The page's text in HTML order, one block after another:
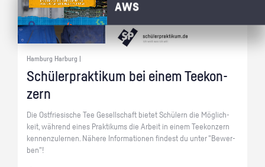
Hamburg Harburg |
Schü­ler­prak­ti­kum bei einem Tee­kon­
zern
Die Ost­frie­si­sche Tee Ge­sell­schaft bie­tet Schü­lern die Mög­lich­
keit, wäh­rend eines Prak­ti­kums die Ar­beit in einem Tee­kon­zern
ken­nen­zu­ler­nen. Nä­he­re In­for­ma­tio­nen fin­dest du unter "Be­wer­
ben"!
AWS